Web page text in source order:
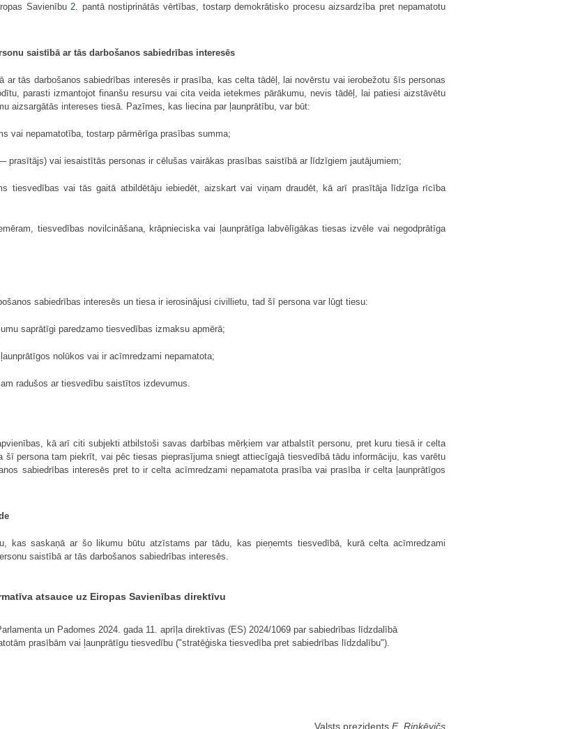
Savienību 2.
pantā nostiprinātās vērtības, tostarp demokrātisko procesu aizsardzība pret nepamatotu
saistībā ar tās darbošanos sabiedrības interesēs
ar tās darbošanos sabiedrības interesēs ir prasība, kas celta tādēļ, lai novērstu vai ierobežotu šīs personas
parasti izmantojot finanšu resursu vai cita veida ietekmes pārākumu, nevis tādēļ, lai patiesi aizstāvētu
aizsargātās intereses tiesā. Pazīmes, kas liecina par ļaunprātību, var būt:
vai nepamatotība, tostarp pārmērīga prasības summa;
prasītājs) vai iesaistītās personas ir cēlušas vairākas prasības saistībā ar līdzīgiem jautājumiem;
tiesvedības vai tās gaitā atbildētāju iebiedēt, aizskart vai viņam draudēt, kā arī prasītāja līdzīga rīcība
tiesvedības novilcināšana, krāpnieciska vai ļaunprātīga labvēlīgākas tiesas izvēle vai negodprātīga
sabiedrības interesēs un tiesa ir ierosinājusi civillietu, tad šī persona var lūgt tiesu:
saprātīgi paredzamo tiesvedības izmaksu apmērā;
nolūkos vai ir acīmredzami nepamatota;
radušos ar tiesvedību saistītos izdevumus.
kā arī citi subjekti atbilstoši savas darbības mērķiem var atbalstīt personu, pret kuru tiesā ir celta
persona tam piekrīt, vai pēc tiesas pieprasījuma sniegt attiecīgajā tiesvedībā tādu informāciju, kas varētu
sabiedrības interesēs pret to ir celta acīmredzami nepamatota prasība vai prasība ir celta ļaunprātīgos
kas saskaņā ar šo likumu būtu atzīstams par tādu, kas pieņemts tiesvedībā, kurā celta acīmredzami
saistībā ar tās darbošanos sabiedrības interesēs.
atsauce uz Eiropas Savienības direktīvu
un Padomes 2024. gada 11. aprīļa direktīvas (ES) 2024/1069 par sabiedrības līdzdalībā
prasībām vai ļaunprātīgu tiesvedību ("stratēģiska tiesvedība pret sabiedrības līdzdalību").
Valsts prezidents E. Rinkēvičs